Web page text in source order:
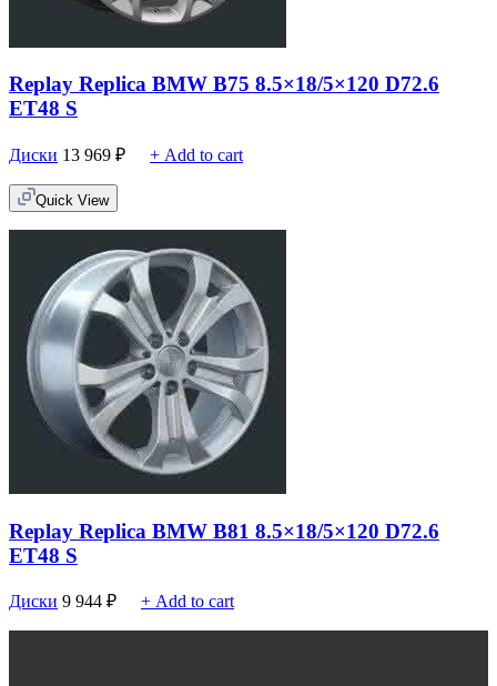
Replay Replica BMW B75 8.5×18/5×120 D72.6
ET48 S
Диски 13 969 ₽ + Add to cart
Quick View
Replay Replica BMW B81 8.5×18/5×120 D72.6
ET48 S
Диски 9 944 ₽ + Add to cart